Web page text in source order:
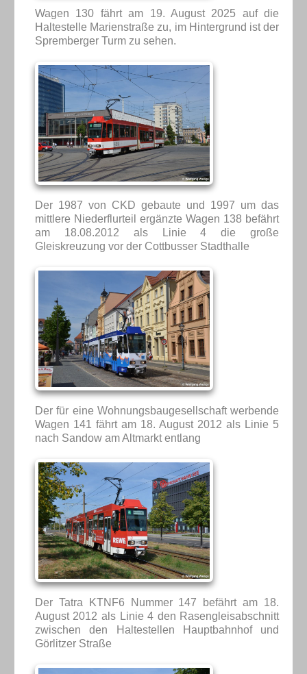
Wagen 130 fährt am 19. August 2025 auf die
Haltestelle Marienstraße zu, im Hintergrund ist der
Spremberger Turm zu sehen.
Der 1987 von CKD gebaute und 1997 um das
mittlere Niederflurteil ergänzte Wagen 138 befährt
am 18.08.2012 als Linie 4 die große
Gleiskreuzung vor der Cottbusser Stadthalle
Der für eine Wohnungsbaugesellschaft werbende
Wagen 141 fährt am 18. August 2012 als Linie 5
nach Sandow am Altmarkt entlang
Der Tatra KTNF6 Nummer 147 befährt am 18.
August 2012 als Linie 4 den Rasengleisabschnitt
zwischen den Haltestellen Hauptbahnhof und
Görlitzer Straße